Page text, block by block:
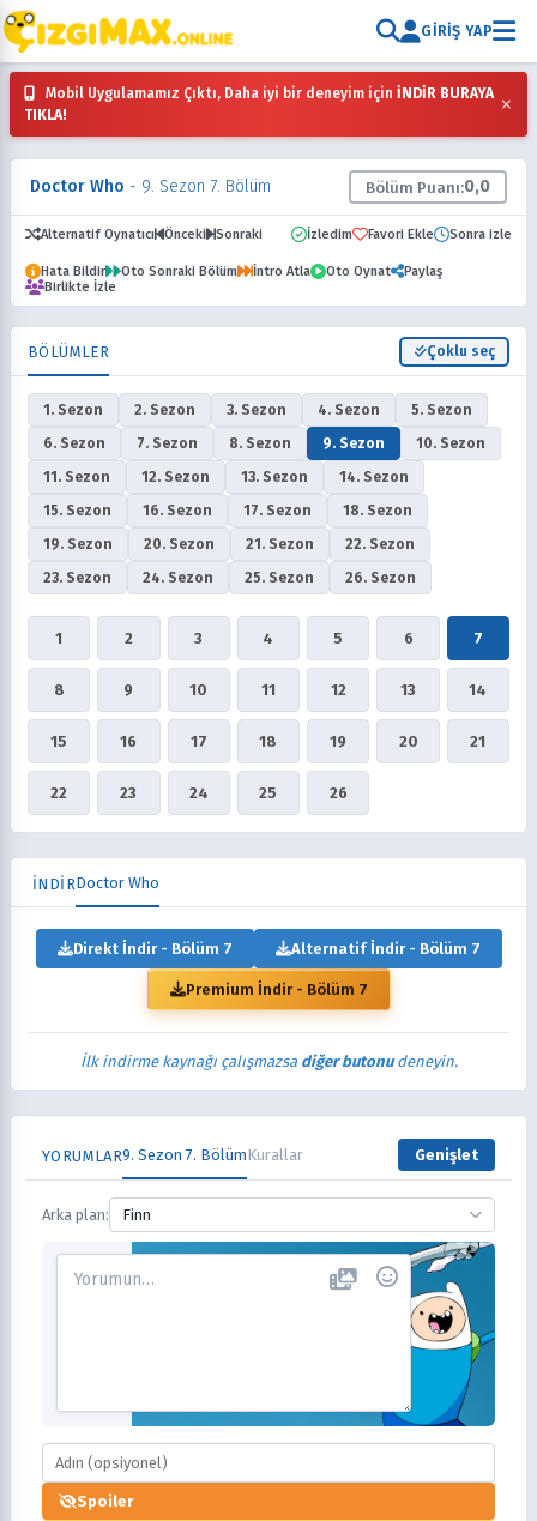
GIRIŞ YAP
Mobil Uygulamamız Çıktı, Daha iyi bir deneyim için İNDİR BURAYA
TIKLA!
×
Doctor Who - 9. Sezon 7. Bölüm Bölüm Puanı:0,0
Alternatif Oynatıcı Önceki Sonraki İzledim Favori Ekle Sonra izle
Hata Bildir Oto Sonraki Bölüm İntro Atla Oto Oynat
Paylaş
Birlikte İzle
BÖLÜMLER Çoklu seç
1. Sezon 2. Sezon 3. Sezon 4. Sezon
5. Sezon
6. Sezon
7. Sezon 8. Sezon 9. Sezon
10. Sezon
11. Sezon
12. Sezon 13. Sezon
14. Sezon
15. Sezon
16. Sezon 17. Sezon
18. Sezon
19. Sezon
20. Sezon 21. Sezon
22. Sezon
23. Sezon
24. Sezon 25. Sezon 26. Sezon
1 2 3 4 5 6 7
8 9 10 11 12 13 14
15 16 17 18 19 20 21
22 23 24 25 26
İNDİRDoctor Who
Direkt İndir - Bölüm 7 Alternatif İndir - Bölüm 7
Premium İndir - Bölüm 7
İlk indirme kaynağı çalışmazsa diğer butonudeneyin.
YORUMLAR9. Sezon 7. BölümKurallar Genişlet
Arka plan: Finn
Spoiler